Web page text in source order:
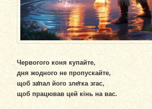
Червогого коня купайте,
дня жодного не пропускайте,
щоб за̔пал його зле̔гка згас,
щоб працював цей кінь на вас.